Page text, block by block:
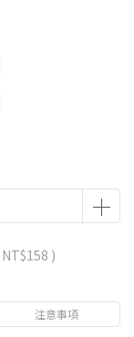
NT$158 )
注意事項